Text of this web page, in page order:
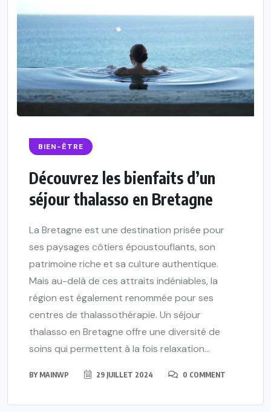
BIEN-ÊTRE
Découvrez les bienfaits d’un
séjour thalasso en Bretagne
La Bretagne est une destination prisée pour
ses paysages côtiers époustouflants, son
patrimoine riche et sa culture authentique.
Mais au-delà de ces attraits indéniables, la
région est également renommée pour ses
centres de thalassothérapie. Un séjour
thalasso en Bretagne offre une diversité de
soins qui permettent à la fois relaxation...
BY MAINWP 29 JUILLET 2024 0 COMMENT